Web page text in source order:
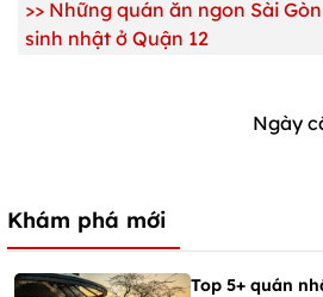
>> Những quán ăn ngon Sài
sinh nhật ở Quận 12
Ngày
Khám phá mới
Top 5+ quán